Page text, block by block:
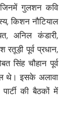
जिनमें गुलशन कवि
किशन नौटियाल
अनिल कंडारी,
रतूड़ी पूर्व प्रधान,
सिंह चौहान पूर्व
थे। इसके अलावा
की बैठकों में